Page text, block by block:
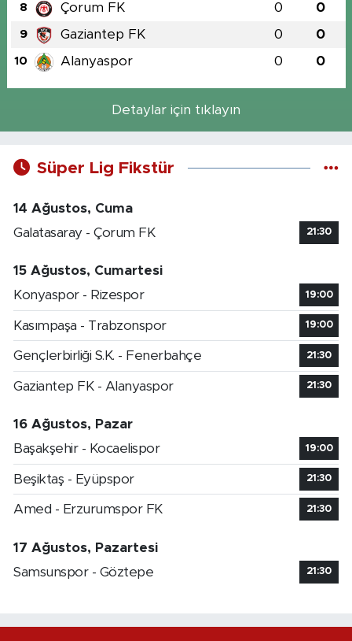
8 Çorum FK 0 0
9 Gaziantep FK 0 0
10 Alanyaspor 0 0
Detaylar için tıklayın
Süper Lig Fikstür
14 Ağustos, Cuma
Galatasaray - Çorum FK
21:30
15 Ağustos, Cumartesi
Konyaspor - Rizespor
19:00
Kasımpaşa - Trabzonspor 19:00
Gençlerbirliği S.K. - Fenerbahçe 21:30
Gaziantep FK - Alanyaspor 21:30
16 Ağustos, Pazar
Başakşehir - Kocaelispor
19:00
Beşiktaş - Eyüpspor 21:30
Amed - Erzurumspor FK 21:30
17 Ağustos, Pazartesi
Samsunspor - Göztepe
21:30